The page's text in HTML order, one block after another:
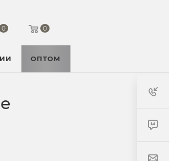
0 0
ОПТОМ